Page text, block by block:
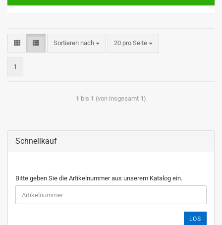
Sortieren nach 20 pro Seite
1
1 bis 1 (von insgesamt 1)
Schnellkauf
Bitte geben Sie die Artikelnummer aus unserem Katalog ein.
LOS